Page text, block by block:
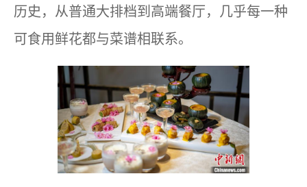
历史，从普通大排档到高端餐厅，几乎每一种
可食用鲜花都与菜谱相联系。